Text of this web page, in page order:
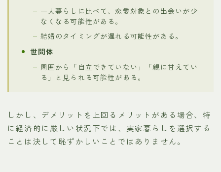
一人暮らしに比べて、恋愛対象との出会いが少
なくなる可能性がある。
結婚のタイミングが遅れる可能性がある。
世間体
周囲から「自立できていない」「親に甘えてい
る」と見られる可能性がある。
しかし、デメリットを上回るメリットがある場合、特
に経済的に厳しい状況下では、実家暮らしを選択する
ことは決して恥ずかしいことではありません。